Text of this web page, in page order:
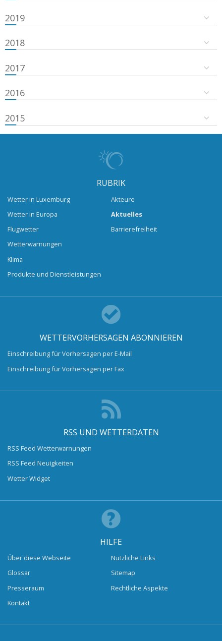
2019
2018
2017
2016
2015
RUBRIK
Wetter in Luxemburg
Wetter in Europa
Flugwetter
Wetterwarnungen
Klima
Produkte und Dienstleistungen
Akteure
Aktuelles
Barrierefreiheit
WETTERVORHERSAGEN ABONNIEREN
Einschreibung für Vorhersagen per E-Mail
Einschreibung für Vorhersagen per Fax
RSS UND WETTERDATEN
RSS Feed Wetterwarnungen
RSS Feed Neuigkeiten
Wetter Widget
HILFE
Über diese Webseite
Glossar
Presseraum
Kontakt
Nützliche Links
Sitemap
Rechtliche Aspekte